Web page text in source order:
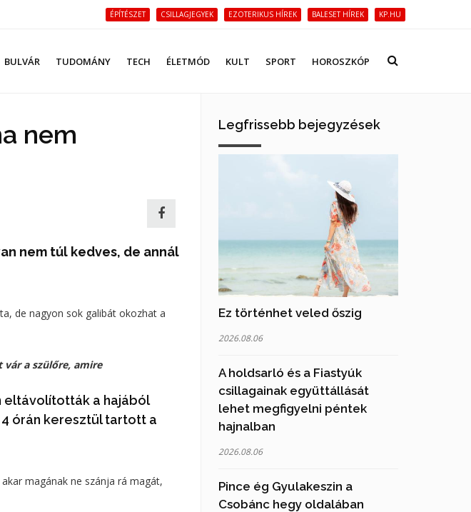
ÉPÍTÉSZET CSILLAGJEGYEK EZOTERIKUS HÍREK BALESET HÍREK KP.HU
BULVÁR TUDOMÁNY TECH ÉLETMÓD KULT SPORT HOROSZKÓP
nem
nem túl kedves, de annál
de nagyon sok galibát okozhat a
a szülőre, amire
eltávolították a hajából
órán keresztül tartott a
magának ne szánja rá magát,
Legfrissebb bejegyzések
Ez történhet veled őszig
2026.08.06
A holdsarló és a Fiastyúk
csillagainak együttállását
lehet megfigyelni péntek
hajnalban
2026.08.06
Pince ég Gyulakeszin a
Csobánc hegy oldalában